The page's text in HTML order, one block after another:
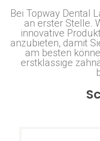
Bei Topway Dental
an erster Stelle.
innovative
anzubieten, damit
am besten
erstklassige